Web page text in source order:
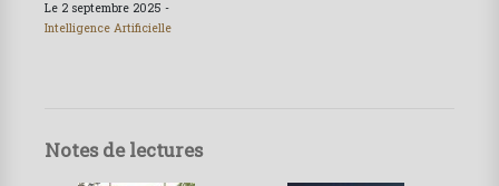
Le 2 septembre 2025 -
Intelligence Artificielle
Notes de lectures